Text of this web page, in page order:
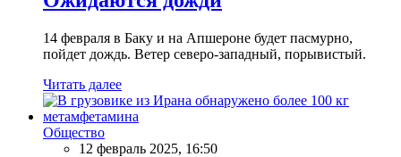
14 февраля в Баку и на Апшероне будет пасмурно,
пойдет дождь. Ветер северо-западный, порывистый.
Читать далее
Общество
12 февраль 2025, 16:50